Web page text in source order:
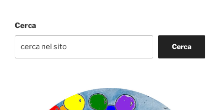
Cerca
Cerca